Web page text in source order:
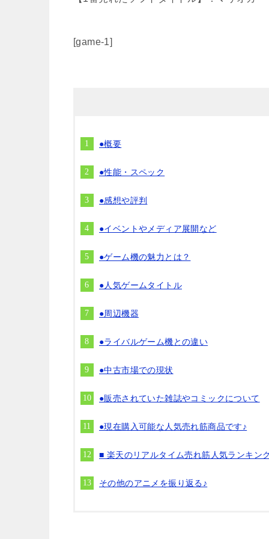
[game-1]
●概要
●性能・スペック
●感想や評判
●イベントやメディア展開など
●ゲーム機の魅力とは？
●人気ゲームタイトル
●周辺機器
●ライバルゲーム機との違い
●中古市場での現状
●販売されていた雑誌やコミックについて
●現在購入可能な人気売れ筋商品です♪
■ 楽天のリアルタイム売れ筋人気ランキン
その他のアニメを振り返る♪